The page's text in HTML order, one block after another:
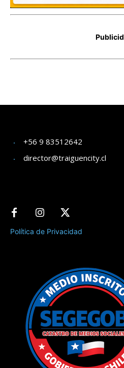
+56 9 83512642
director@traiguencity.cl
Política de Privacidad